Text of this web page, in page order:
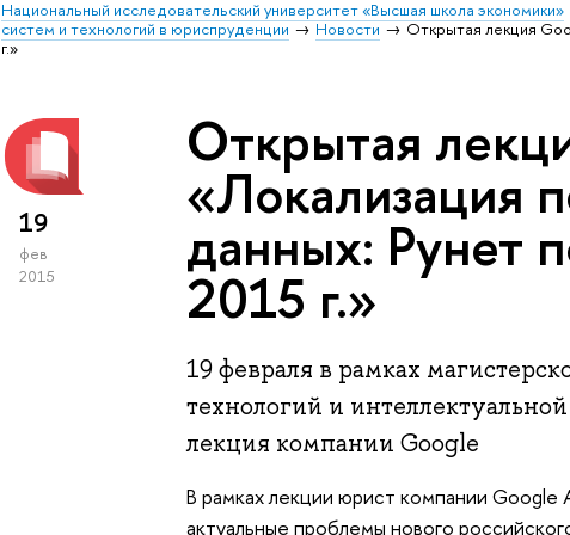
Национальный исследовательский университет «Высшая школа экономики»
систем и технологий в юриспруденции
Новости
Открытая лекция
г.»
19
фев
2015
Открытая
«Локализация
данных: Рунет
2015 г.»
19 февраля в рамках
технологий и
лекция компании Google
В рамках лекции юрист компании
актуальные проблемы нового